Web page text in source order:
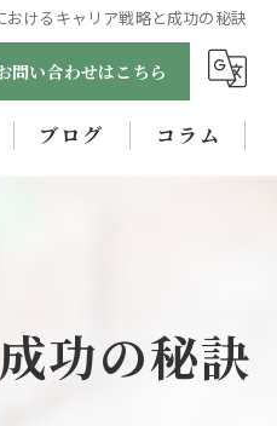
けるキャリア戦略と成功の秘訣
問い合わせはこちら
ブログ コラム
功の秘訣